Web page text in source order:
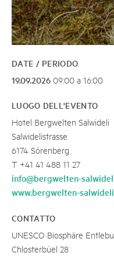
DATE / PERIODO
19.09.2026 09:00 a 16:00
LUOGO DELL'EVENTO
Hotel Bergwelten Salwideli
Salwidelistrasse
6174 Sörenberg
T +41 41 488 11 27
info@bergwelten-
www.bergwelten-
CONTATTO
UNESCO Biosphäre
Chlosterbüel 28